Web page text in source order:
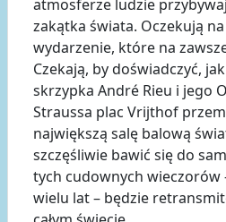
atmosferze ludzie
zakątka świata. Oczekują
wydarzenie, które na
Czekają, by doświadczyć,
skrzypka André Rieu i jego
Straussa plac Vrijthof
największą salę balową
szczęśliwie bawić się do
tych cudownych wieczorów
wielu lat – będzie